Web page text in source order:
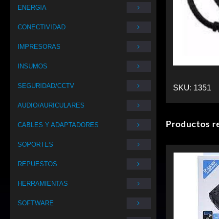
ENERGIA
CONECTIVIDAD
IMPRESORAS
INSUMOS
SEGURIDAD/CCTV
AUDIO/AURICULARES
CABLES Y ADAPTADORES
SOPORTES
REPUESTOS
HERRAMIENTAS
SOFTWARE
SKU: 1351
Productos